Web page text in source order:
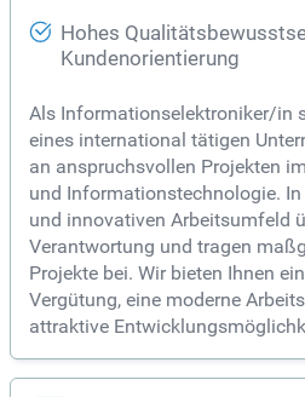
Hohes
Kundenorientierung
Als Informationselektroniker/in
eines international tätigen
an anspruchsvollen Projekten
und Informationstechnologie.
und innovativen Arbeitsumfeld
Verantwortung und tragen
Projekte bei. Wir bieten Ihnen
Vergütung, eine moderne
attraktive